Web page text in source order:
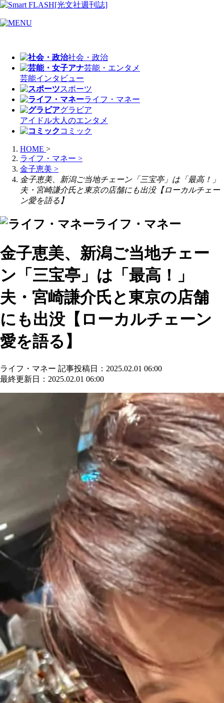
社会・政治
芸能・エンタメ
芸能インタビュー
スポーツ
ライフ・マネー
グラビア
アイドル大人のエンタメ
コミック
HOME >
ライフ・マネー >
金子恵美 >
金子恵美、新潟ご当地チェーン「三宝亭」は「最高！」
夫・宮崎謙介氏と東京の店舗にも出没【ローカルチェー
ン愛を語る】
ライフ・マネー
金子恵美、新潟ご当地チェー
ン「三宝亭」は「最高！」
夫・宮崎謙介氏と東京の店舗
にも出没【ローカルチェーン
愛を語る】
ライフ・マネー 記事投稿日：2025.02.01 06:00
最終更新日：2025.02.01 06:00